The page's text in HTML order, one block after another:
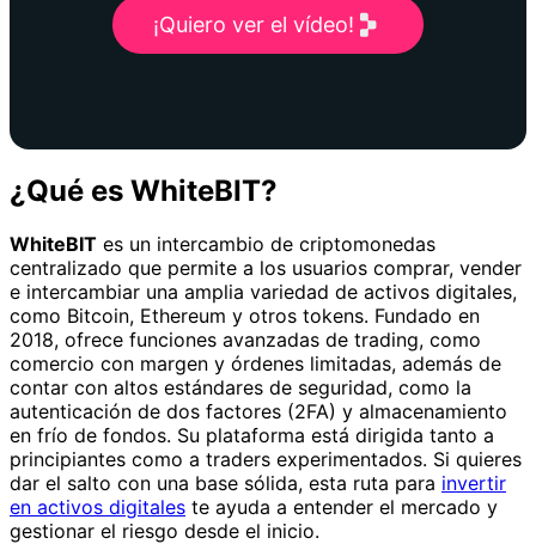
¡Quiero ver el vídeo!
¿Qué es WhiteBIT?
WhiteBIT es un intercambio de criptomonedas
centralizado que permite a los usuarios comprar, vender
e intercambiar una amplia variedad de activos digitales,
como Bitcoin, Ethereum y otros tokens. Fundado en
2018, ofrece funciones avanzadas de trading, como
comercio con margen y órdenes limitadas, además de
contar con altos estándares de seguridad, como la
autenticación de dos factores (2FA) y almacenamiento
en frío de fondos. Su plataforma está dirigida tanto a
principiantes como a traders experimentados. Si quieres
dar el salto con una base sólida, esta ruta para invertir
en activos digitales te ayuda a entender el mercado y
gestionar el riesgo desde el inicio.